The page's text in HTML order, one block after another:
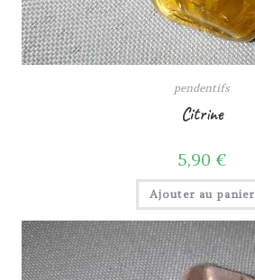
pendentifs
Citrine
5,90 €
Ajouter au panier